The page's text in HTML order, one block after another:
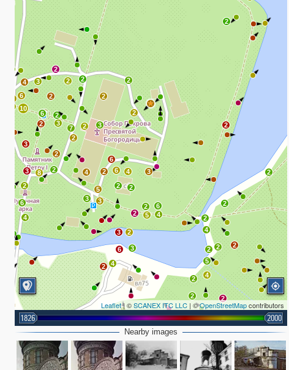
2
5
2
2
4
2
4
6 3
4
2 2
4
2
2
2
2
2
2
2
2
2
2
2
2
6
2
3
2
10
6
9
4
3
3
2
6
4
2
8
3
2
2
2
7 3
6
4
5
2
2
4
2
6 3
2
5
6
2
3
2
3
3
2
2
Leaflet| ©SCANEX ITC LLC | ©OpenStreetMapcontributors
1826 2000
Nearby images